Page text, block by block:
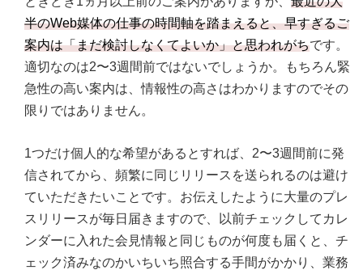
半のWeb媒体の仕事の時間軸を踏まえると、早すぎるご
案内は「まだ検討しなくてよいか」と思われがちです。
適切なのは2〜3週間前ではないでしょうか。もちろん緊
急性の高い案内は、情報性の高さはわかりますのでその
限りではありません。
1つだけ個人的な希望があるとすれば、2〜3週間前に発
信されてから、頻繁に同じリリースを送られるのは避け
ていただきたいことです。お伝えしたように大量のプレ
スリリースが毎日届きますので、以前チェックしてカレ
ンダーに入れた会見情報と同じものが何度も届くと、チ
ェック済みなのかいちいち照合する手間がかかり、業務